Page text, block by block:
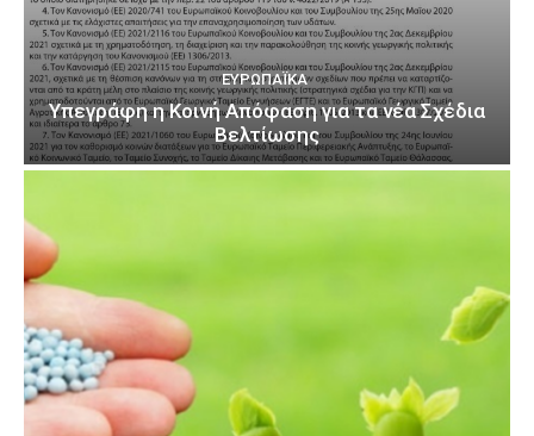
ΕΥΡΩΠΑΪΚΆ
Υπεγράφη η Κοινή Απόφαση για τα νέα Σχέδια
Βελτίωσης